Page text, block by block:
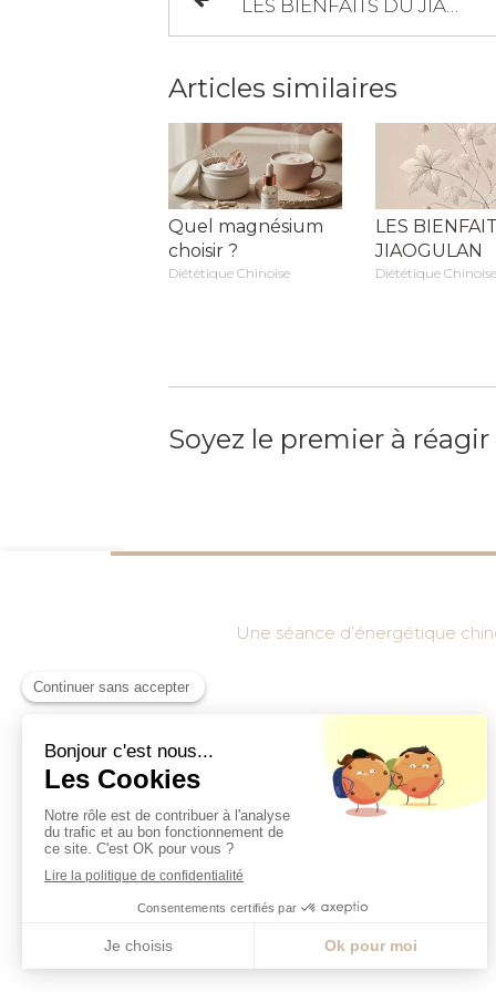
Articles similaires
Quel magnésium
choisir ?
Diététique Chinoise
LES
JIAOGULAN
Diététique Chinoise
Soyez le premier à réagir
Une séance d’énergétique